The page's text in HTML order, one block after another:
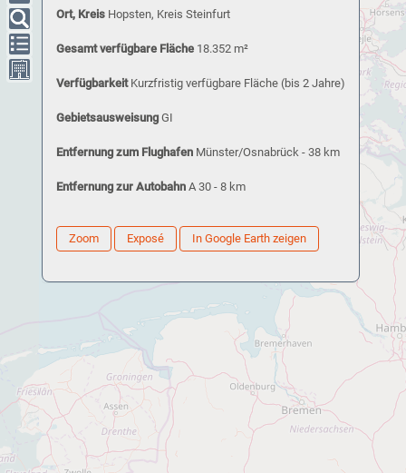
Ort, Kreis Hopsten, Kreis Steinfurt
Gesamt verfügbare Fläche 18.352 m²
Verfügbarkeit Kurzfristig verfügbare Fläche (bis 2 Jahre)
GebietsausweisungGI
Entfernung zum Flughafen Münster/Osnabrück - 38 km
Entfernung zur Autobahn A 30 - 8 km
Zoom Exposé In Google Earth zeigen